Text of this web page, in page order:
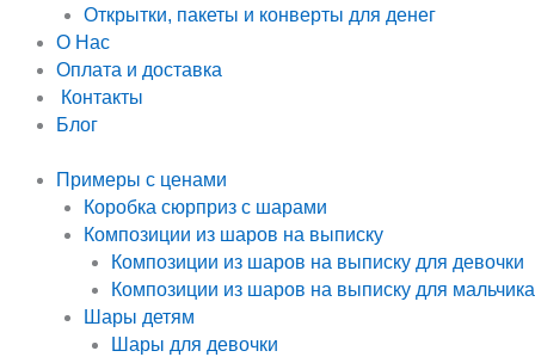
Открытки, пакеты и конверты для денег
О Нас
Оплата и доставка
Контакты
Блог
Примеры с ценами
Коробка сюрприз с шарами
Композиции из шаров на выписку
Композиции из шаров на выписку для девочки
Композиции из шаров на выписку для мальчика
Шары детям
Шары для девочки